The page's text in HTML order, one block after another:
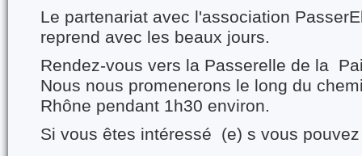
Le partenariat avec l'association
reprend avec les beaux jours.
Rendez-vous vers la Passerelle de la
Nous nous promenerons le long du
Rhône pendant 1h30 environ.
Si vous êtes intéressé (e) s vous